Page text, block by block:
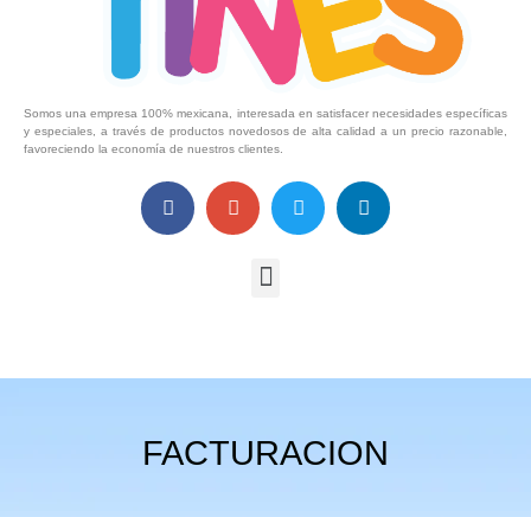
Somos una empresa 100% mexicana, interesada en satisfacer necesidades específicas
y especiales, a través de productos novedosos de alta calidad a un precio razonable,
favoreciendo la economía de nuestros clientes.
FACTURACION